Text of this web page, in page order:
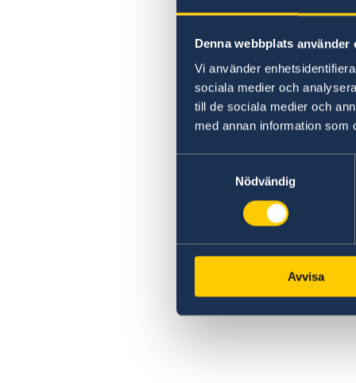
Denna webbplats använder
Vi använder
sociala medier och
till de sociala medier och
med annan information som
Nödvändig
Avvisa